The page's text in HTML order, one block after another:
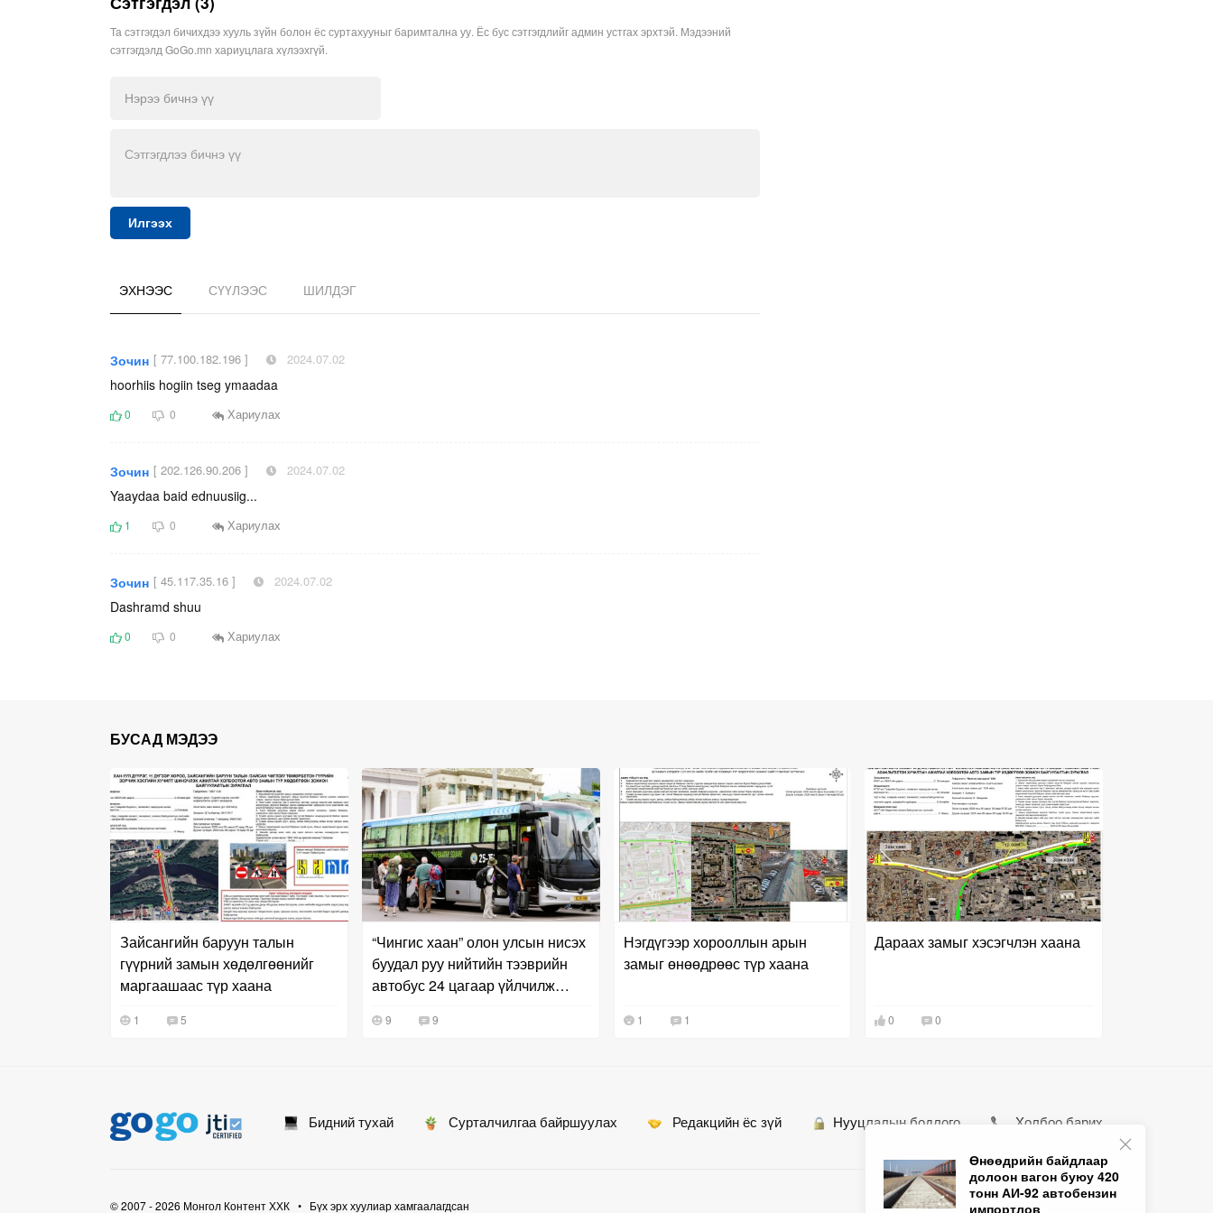
Та сэтгэгдэл бичихдээ хууль зүйн болон ёс суртахууныг баримтална уу. Ёс бус сэтгэгдлийг админ устгах эрхтэй. Мэдээний
сэтгэгдэлд GoGo.mn хариуцлага хүлээхгүй.
Илгээх
ЭХНЭЭС СҮҮЛЭЭС ШИЛДЭГ
Зочин [ 77.100.182.196 ] 2024.07.02
hoorhiis hogiin tseg ymaadaa
0 0 Хариулах
Зочин [ 202.126.90.206 ] 2024.07.02
Yaaydaa baid ednuusiig...
1 0 Хариулах
Зочин [ 45.117.35.16 ] 2024.07.02
Dashramd shuu
0 0 Хариулах
Өнөөдрийн байдлаар
долоон вагон буюу 420
тонн АИ-92 автобензин
импортлов
БУСАД МЭДЭЭ
Зайсангийн баруун талын
гүүрний замын хөдөлгөөнийг
маргаашаас түр хаана
1 5
“Чингис хаан” олон улсын нисэх
буудал руу нийтийн тээврийн
автобус 24 цагаар үйлчилж
9 9
Нэгдүгээр хорооллын арын
замыг өнөөдрөөс түр хаана
1 1
Дараах замыг хэсэгчлэн хаана
0 0
Бидний тухай Сурталчилгаа байршуулах Редакцийн ёс зүй Нууцлалын бодлого Холбоо барих
© 2007 - 2026 Монгол Контент ХХК • Бүх эрх хуулиар хамгаалагдсан